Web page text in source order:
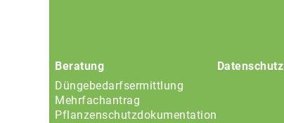
Beratung
Düngebedarfsermittlung
Mehrfachantrag
Pflanzenschutzdokumentation
Datenschutz